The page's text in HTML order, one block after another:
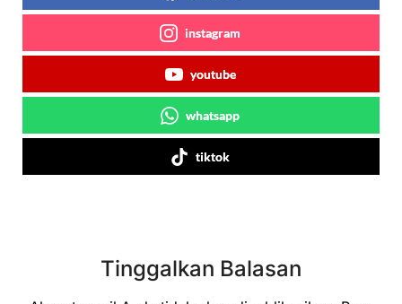
instagram
youtube
whatsapp
tiktok
Tinggalkan Balasan